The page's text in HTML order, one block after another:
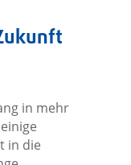
in mehr
in die